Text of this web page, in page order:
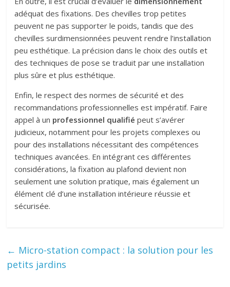
adéquat des fixations. Des chevilles trop petites
peuvent ne pas supporter le poids, tandis que des
chevilles surdimensionnées peuvent rendre l’installation
peu esthétique. La précision dans le choix des outils et
des techniques de pose se traduit par une installation
plus sûre et plus esthétique.
Enfin, le respect des normes de sécurité et des
recommandations professionnelles est impératif. Faire
appel à un professionnel qualifié peut s’avérer
judicieux, notamment pour les projets complexes ou
pour des installations nécessitant des compétences
techniques avancées. En intégrant ces différentes
considérations, la fixation au plafond devient non
seulement une solution pratique, mais également un
élément clé d’une installation intérieure réussie et
sécurisée.
← Micro-station compact : la solution pour les
petits jardins